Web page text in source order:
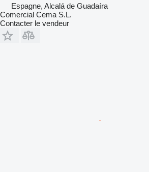
Espagne, Alcalá de Guadaíra
Comercial Cema S.L.
Contacter le vendeur